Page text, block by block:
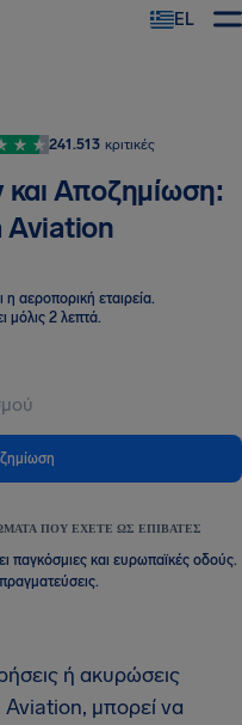
EL
241.513 κριτικές
Αποζημίωση:
Aviation
αεροπορική εταιρεία.
μόλις 2 λεπτά.
ΠΟΥ ΈΧΕΤΕ ΩΣ ΕΠΙΒΆΤΕΣ
παγκόσμιες και ευρωπαϊκές οδούς.
ή ακυρώσεις
μπορεί να